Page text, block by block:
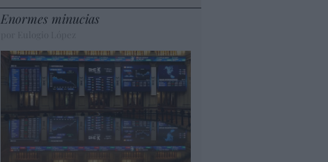
Enormes minucias